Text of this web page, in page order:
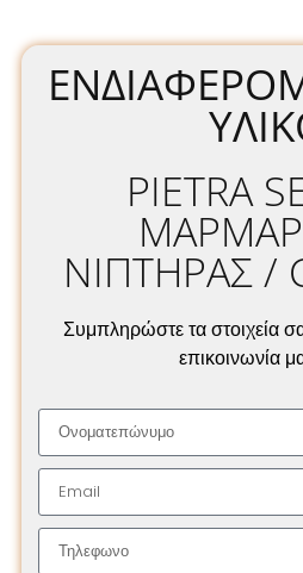
PIETRA
ΝΙΠΤΗΡΑΣ /
Συμπληρώστε τα στοιχεία
επικοινωνία